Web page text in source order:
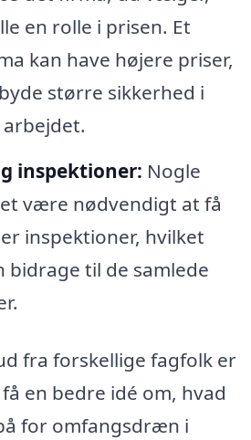
en rolle i prisen. Et
kan have højere priser,
større sikkerhed i
inspektioner: Nogle
være nødvendigt at få
inspektioner, hvilket
bidrage til de samlede
fra forskellige fagfolk er
en bedre idé om, hvad
for omfangsdræn i